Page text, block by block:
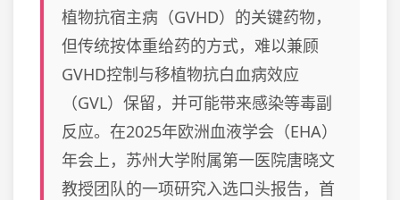
植物抗宿主病（GVHD）的关键药物，
但传统按体重给药的方式，难以兼顾
GVHD控制与移植物抗白血病效应
（GVL）保留，并可能带来感染等毒副
反应。在2025年欧洲血液学会（EHA）
年会上，苏州大学附属第一医院唐晓文
教授团队的一项研究入选口头报告，首